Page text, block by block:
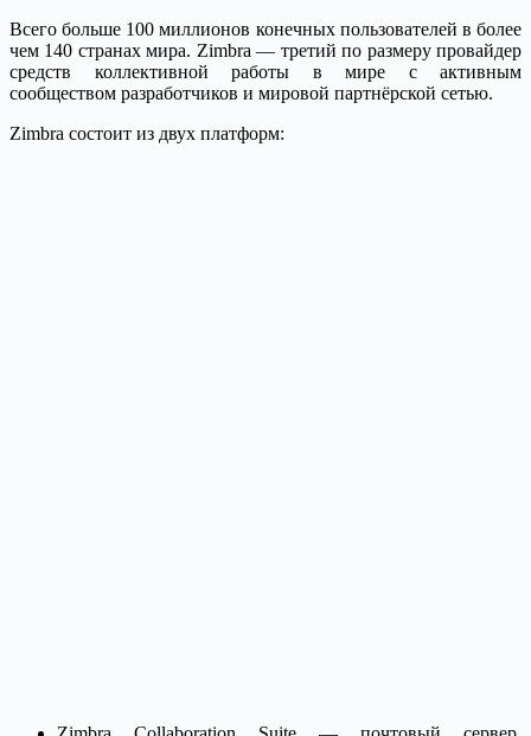
Всего больше 100 миллионов конечных пользователей в более
чем 140 странах мира. Zimbra — третий по размеру провайдер
средств коллективной работы в мире с активным
сообществом разработчиков и мировой партнёрской сетью.
Zimbra состоит из двух платформ: